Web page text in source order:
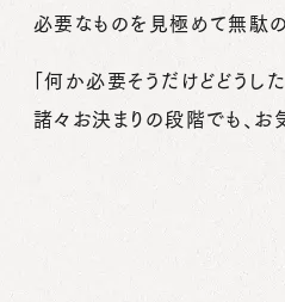
必要なものを見極めて無駄
「何か必要そうだけどどうし
諸々お決まりの段階でも、お